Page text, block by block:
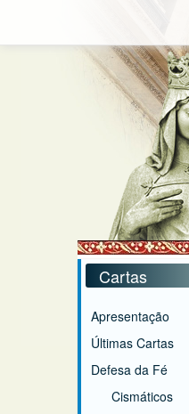
Cartas
Apresentação
Últimas Cartas
Defesa da Fé
Cismáticos